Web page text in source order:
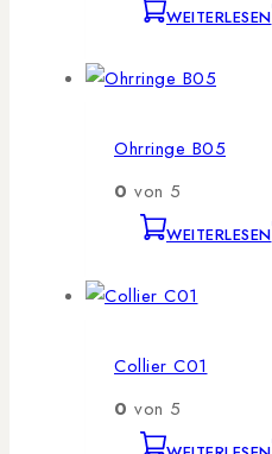
WEITERLESEN
Ohrringe B05
0 von 5
WEITERLESEN
Collier C01
0 von 5